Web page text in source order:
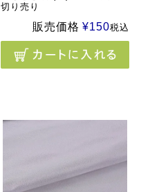
切り売り
販売価格 ¥150税込